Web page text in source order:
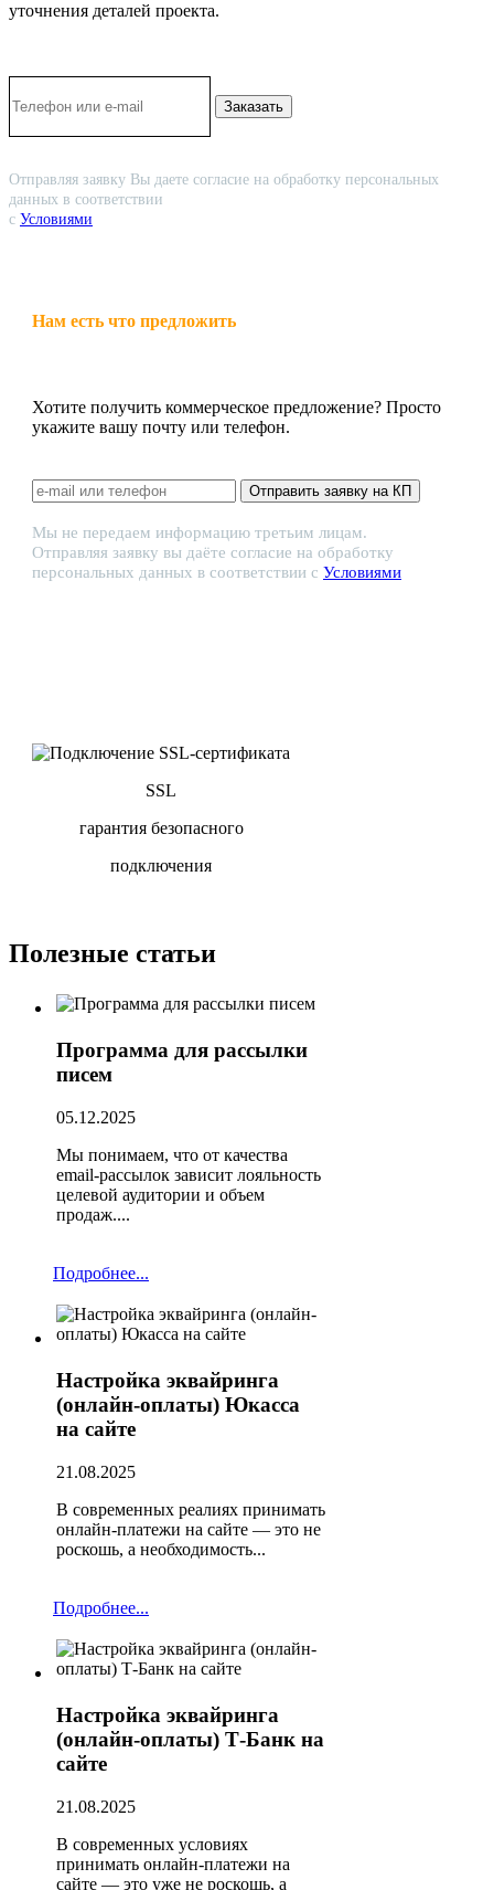
уточнения деталей проекта.
Заказать
Отправляя заявку Вы даете согласие на обработку персональных
данных в соответствии
с Условиями
Нам есть что предложить
Хотите получить коммерческое предложение? Просто
укажите вашу почту или телефон.
Отправить заявку на КП
Мы не передаем информацию третьим лицам.
Отправляя заявку вы даёте согласие на обработку
персональных данных в соответствии с Условиями
SSL
гарантия безопасного
подключения
Полезные статьи
Программа для рассылки
писем
05.12.2025
Мы понимаем, что от качества
email-рассылок зависит лояльность
целевой аудитории и объем
продаж....
Подробнее...
Настройка эквайринга
(онлайн-оплаты) Юкасса
на сайте
21.08.2025
В современных реалиях принимать
онлайн-платежи на сайте — это не
роскошь, а необходимость...
Подробнее...
Настройка эквайринга
(онлайн-оплаты) Т-Банк на
сайте
21.08.2025
В современных условиях
принимать онлайн-платежи на
сайте — это уже не роскошь, а